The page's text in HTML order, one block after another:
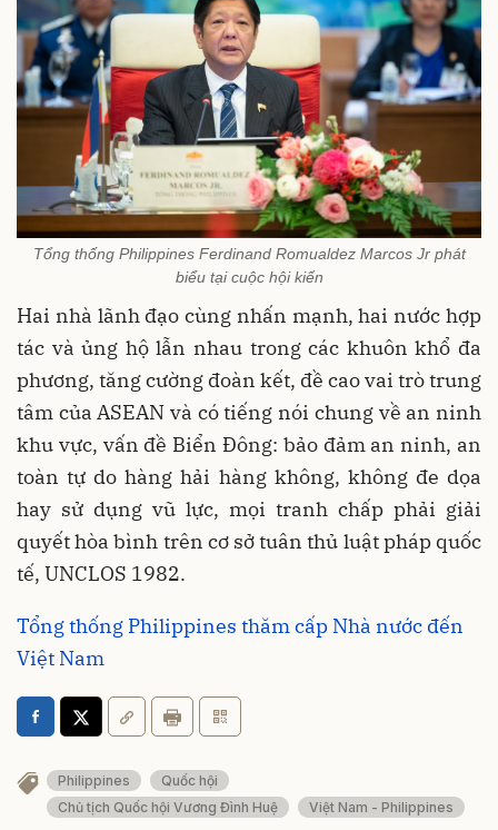
Tổng thống Philippines Ferdinand Romualdez Marcos Jr phát
biểu tại cuộc hội kiến
Hai nhà lãnh đạo cùng nhấn mạnh, hai nước hợp
tác và ủng hộ lẫn nhau trong các khuôn khổ đa
phương, tăng cường đoàn kết, đề cao vai trò trung
tâm của ASEAN và có tiếng nói chung về an ninh
khu vực, vấn đề Biển Đông: bảo đảm an ninh, an
toàn tự do hàng hải hàng không, không đe dọa
hay sử dụng vũ lực, mọi tranh chấp phải giải
quyết hòa bình trên cơ sở tuân thủ luật pháp quốc
tế, UNCLOS 1982.
Tổng thống Philippines thăm cấp Nhà nước đến
Việt Nam
Philippines
Quốc hội
Chủ tịch Quốc hội Vương Đình Huệ
Việt Nam - Philippines